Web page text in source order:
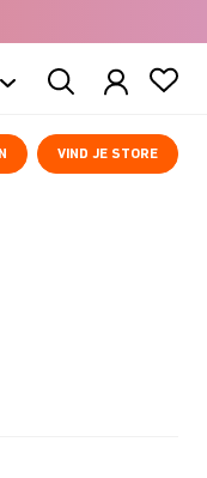
Search
Products
VIND JE STORE